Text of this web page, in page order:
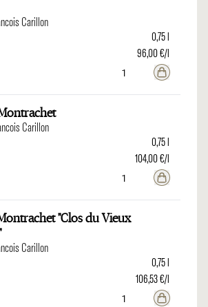
Carillon
0,75 l
96,00 €/l
Carillon
0,75 l
104,00 €/l
"Clos du Vieux
Carillon
0,75 l
106,53 €/l